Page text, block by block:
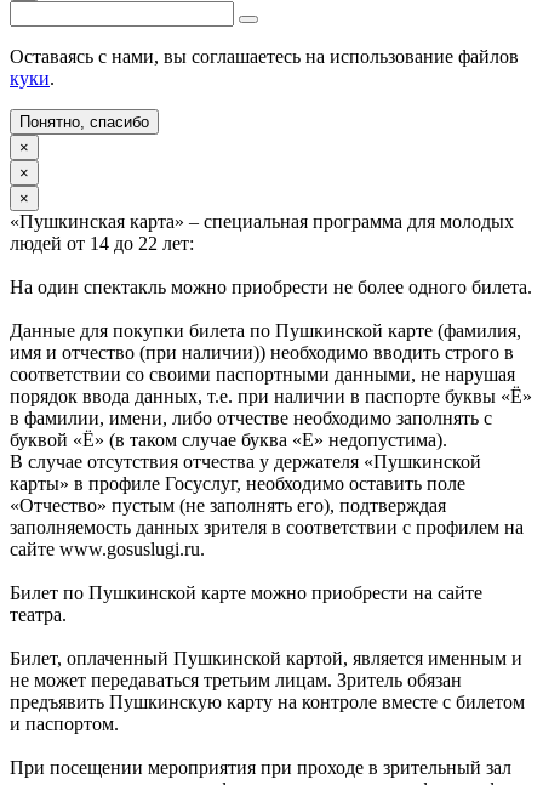
Оставаясь с нами, вы соглашаетесь на использование файлов
куки.
Понятно, спасибо
×
×
×
«Пушкинская карта» – специальная программа для молодых
людей от 14 до 22 лет:
На один спектакль можно приобрести не более одного билета.
Данные для покупки билета по Пушкинской карте (фамилия,
имя и отчество (при наличии)) необходимо вводить строго в
соответствии со своими паспортными данными, не нарушая
порядок ввода данных, т.е. при наличии в паспорте буквы «Ё»
в фамилии, имени, либо отчестве необходимо заполнять с
буквой «Ё» (в таком случае буква «Е» недопустима).
В случае отсутствия отчества у держателя «Пушкинской
карты» в профиле Госуслуг, необходимо оставить поле
«Отчество» пустым (не заполнять его), подтверждая
заполняемость данных зрителя в соответствии с профилем на
сайте www.gosuslugi.ru.
Билет по Пушкинской карте можно приобрести на сайте
театра.
Билет, оплаченный Пушкинской картой, является именным и
не может передаваться третьим лицам. Зритель обязан
предъявить Пушкинскую карту на контроле вместе с билетом
и паспортом.
При посещении мероприятия при проходе в зрительный зал